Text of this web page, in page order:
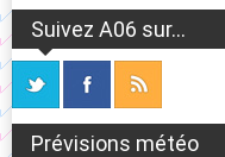
Suivez A06 sur...
Prévisions météo